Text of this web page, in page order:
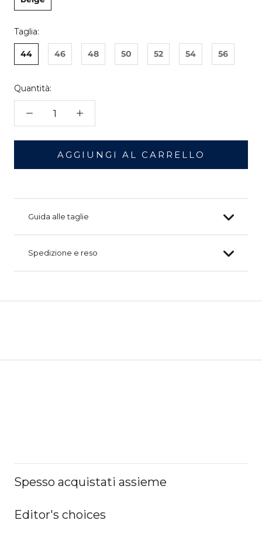
Taglia:
44 46 48 50 52 54 56
Quantità:
AGGIUNGI AL CARRELLO
Guida alle taglie
Spedizione e reso
Spesso acquistati assieme
Editor's choices